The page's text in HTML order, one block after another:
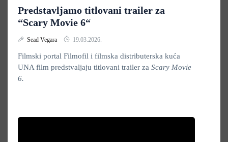
Predstavljamo titlovani trailer za
“Scary Movie 6“
Sead Vegara 19.03.2026.
Filmski portal Filmofil i filmska distributerska kuća
UNA film predstvaljaju titlovani trailer za Scary Movie
6.